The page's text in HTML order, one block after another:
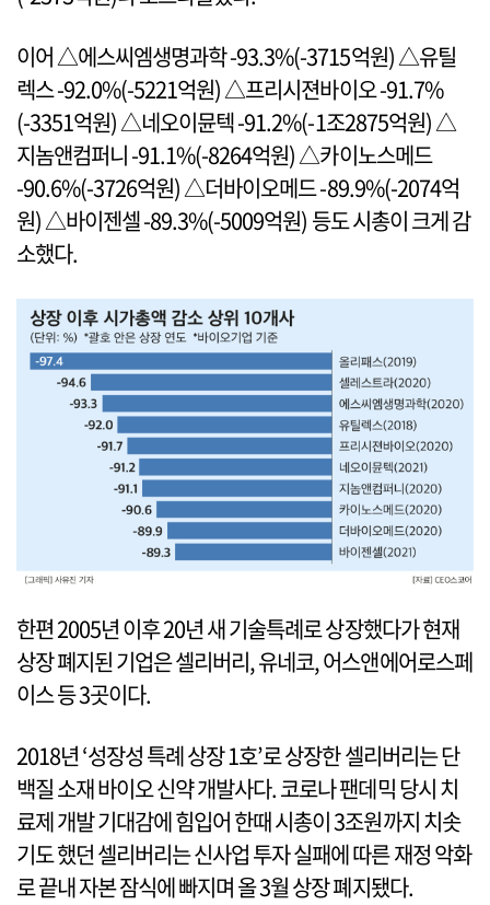
이어 △에스씨엠생명과학 -93.3%(-3715억원) △유틸
렉스 -92.0%(-5221억원) △프리시젼바이오 -91.7%
(-3351억원) △네오이뮨텍 -91.2%(-1조2875억원) △
지놈앤컴퍼니 -91.1%(-8264억원) △카이노스메드
-90.6%(-3726억원) △더바이오메드 -89.9%(-2074억
원) △바이젠셀 -89.3%(-5009억원) 등도 시총이 크게 감
소했다.
한편 2005년 이후 20년 새 기술특례로 상장했다가 현재
상장 폐지된 기업은 셀리버리, 유네코, 어스앤에어로스페
이스 등 3곳이다.
2018년 ‘성장성 특례 상장 1호’로 상장한 셀리버리는 단
백질 소재 바이오 신약 개발사다. 코로나 팬데믹 당시 치
료제 개발 기대감에 힘입어 한때 시총이 3조원까지 치솟
기도 했던 셀리버리는 신사업 투자 실패에 따른 재정 악화
로 끝내 자본 잠식에 빠지며 올 3월 상장 폐지됐다.